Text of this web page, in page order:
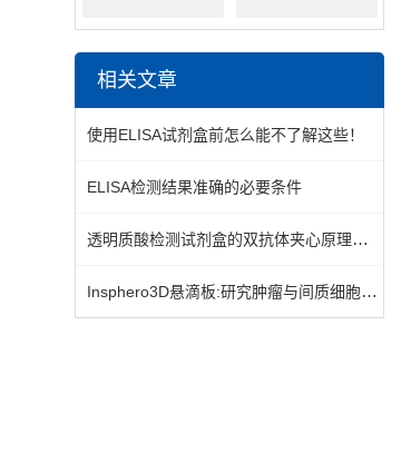
相关文章
使用ELISA试剂盒前怎么能不了解这些！
ELISA检测结果准确的必要条件
透明质酸检测试剂盒的双抗体夹心原理与操作要点
Insphero3D悬滴板:研究肿瘤与间质细胞的相互作用